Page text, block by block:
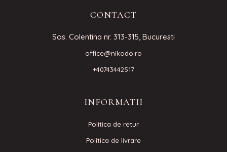
CONTACT
Sos. Colentina nr. 313-315, Bucuresti
office@nikodo.ro
+40743442517
INFORMATII
Politica de retur
Politica de livrare